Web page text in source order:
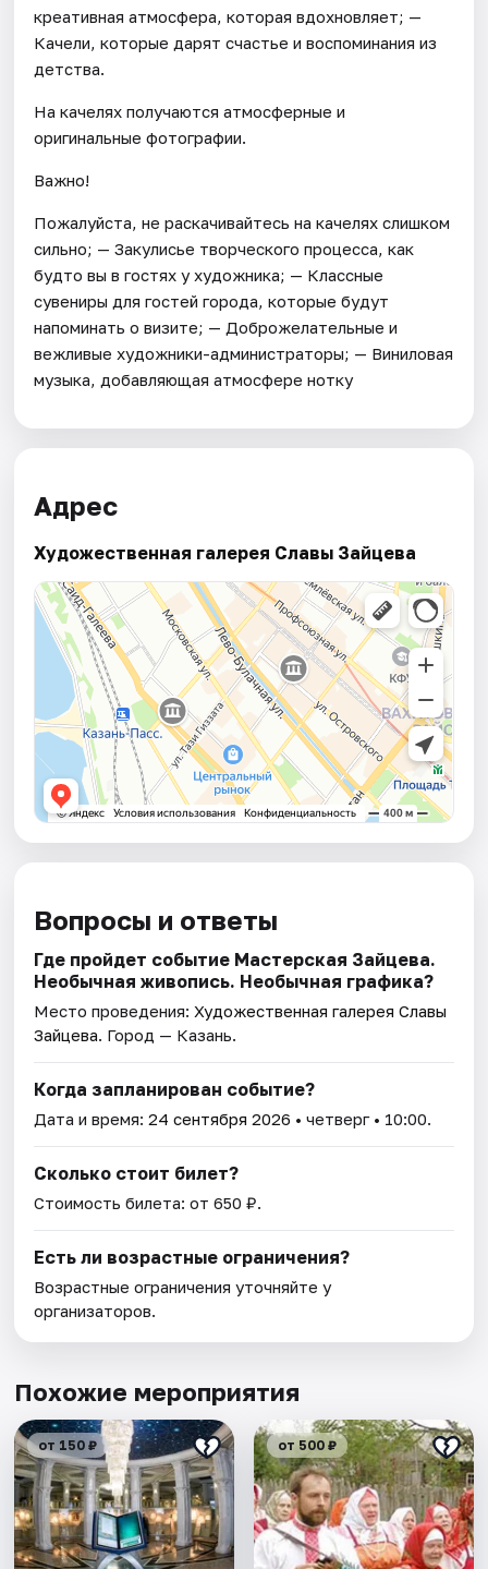
креативная атмосфера, которая вдохновляет; —
Качели, которые дарят счастье и воспоминания из
детства.
На качелях получаются атмосферные и
оригинальные фотографии.
Важно!
Пожалуйста, не раскачивайтесь на качелях слишком
сильно; — Закулисье творческого процесса, как
будто вы в гостях у художника; — Классные
сувениры для гостей города, которые будут
напоминать о визите; — Доброжелательные и
вежливые художники-администраторы; — Виниловая
музыка, добавляющая атмосфере нотку
Адрес
Художественная галерея Славы Зайцева
Вопросы и ответы
Где пройдет событие Мастерская Зайцева.
Необычная живопись. Необычная графика?
Место проведения:Художественная галерея Славы
Зайцева. Город — Казань.
Когда запланирован событие?
Дата и время:24 сентября 2026 • четверг • 10:00.
Сколько стоит билет?
Стоимость билета: от 650 ₽.
Есть ли возрастные ограничения?
Возрастные ограничения уточняйте у
организаторов.
Похожие мероприятия
от 150 ₽ от 500 ₽